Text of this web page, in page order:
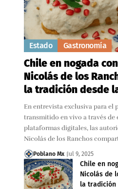
Estado Gastronomía
Chile en nogada
Nicolás de los
la tradición desde
En entrevista exclusiva para el
transmitido en vivo a través de
plataformas digitales, las
Nicolás de los Ranchos
Poblano Mx Jul 9, 2025
Chile en
Nicolás de
la tradición